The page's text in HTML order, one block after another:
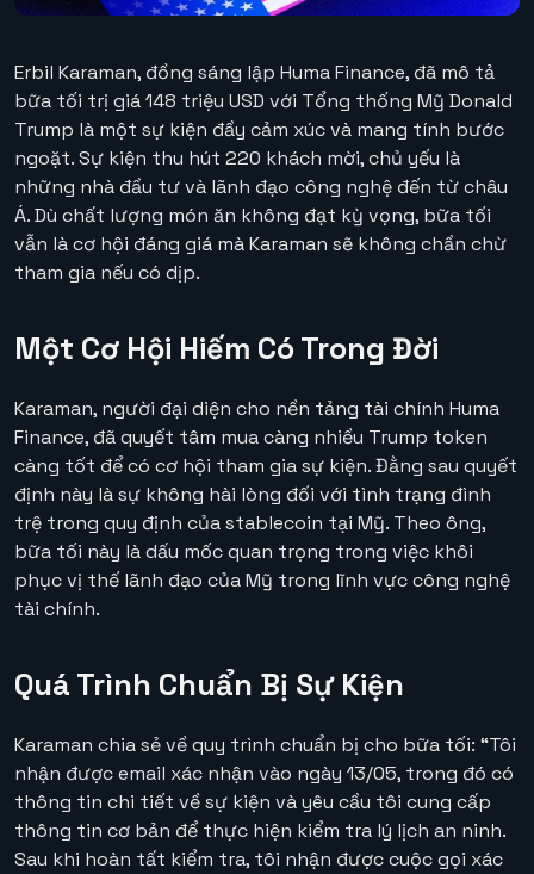
Erbil Karaman, đồng sáng lập Huma Finance, đã mô tả
bữa tối trị giá 148 triệu USD với Tổng thống Mỹ Donald
Trump là một sự kiện đầy cảm xúc và mang tính bước
ngoặt. Sự kiện thu hút 220 khách mời, chủ yếu là
những nhà đầu tư và lãnh đạo công nghệ đến từ châu
Á. Dù chất lượng món ăn không đạt kỳ vọng, bữa tối
vẫn là cơ hội đáng giá mà Karaman sẽ không chần chừ
tham gia nếu có dịp.
Một Cơ Hội Hiếm Có Trong Đời
Karaman, người đại diện cho nền tảng tài chính Huma
Finance, đã quyết tâm mua càng nhiều Trump token
càng tốt để có cơ hội tham gia sự kiện. Đằng sau quyết
định này là sự không hài lòng đối với tình trạng đình
trệ trong quy định của stablecoin tại Mỹ. Theo ông,
bữa tối này là dấu mốc quan trọng trong việc khôi
phục vị thế lãnh đạo của Mỹ trong lĩnh vực công nghệ
tài chính.
Quá Trình Chuẩn Bị Sự Kiện
Karaman chia sẻ về quy trình chuẩn bị cho bữa tối: “Tôi
nhận được email xác nhận vào ngày 13/05, trong đó có
thông tin chi tiết về sự kiện và yêu cầu tôi cung cấp
thông tin cơ bản để thực hiện kiểm tra lý lịch an ninh.
Sau khi hoàn tất kiểm tra, tôi nhận được cuộc gọi xác